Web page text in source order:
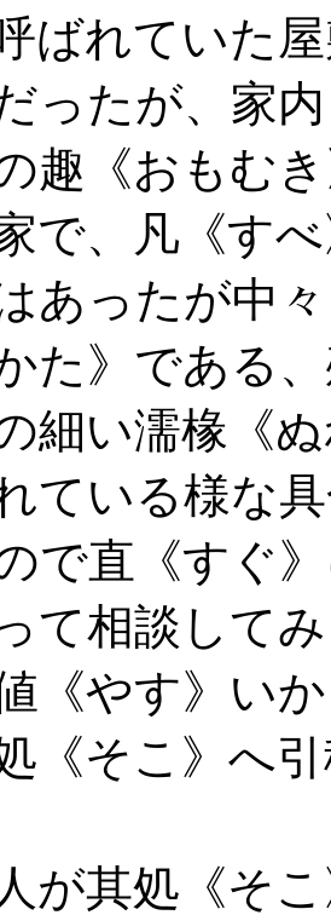
ばれていた
ったが、家
趣《おもむ
で、凡《す
あったが中
た》である
細い濡椽《
ている様な
で直《すぐ
て相談して
《やす》い
《そこ》へ
が其処《そ